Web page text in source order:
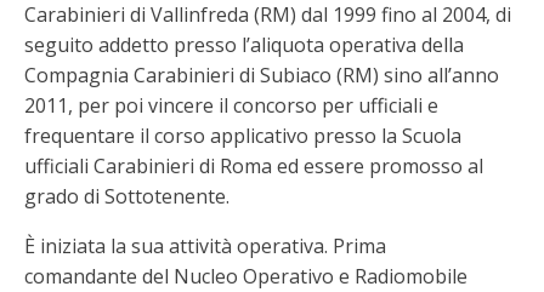
Carabinieri di Vallinfreda (RM) dal 1999 fino al 2004, di
seguito addetto presso l’aliquota operativa della
Compagnia Carabinieri di Subiaco (RM) sino all’anno
2011, per poi vincere il concorso per ufficiali e
frequentare il corso applicativo presso la Scuola
ufficiali Carabinieri di Roma ed essere promosso al
grado di Sottotenente.
È iniziata la sua attività operativa. Prima
comandante del Nucleo Operativo e Radiomobile